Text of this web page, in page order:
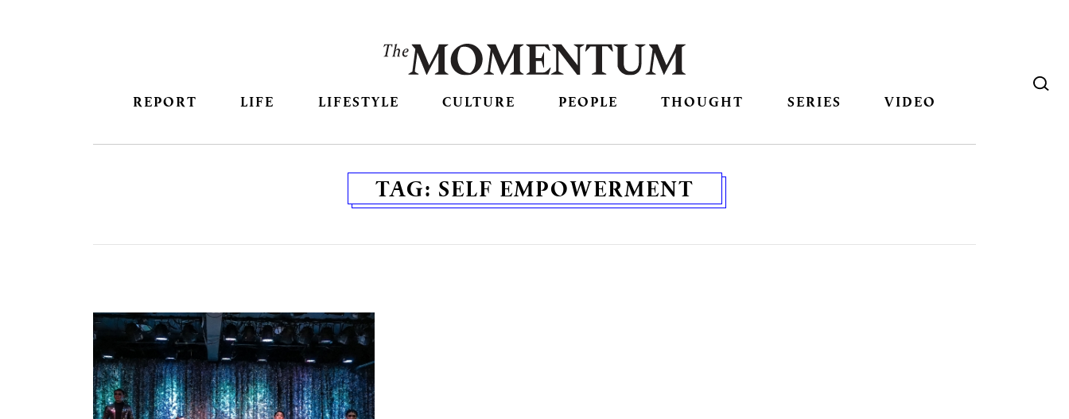
REPORT LIFE LIFESTYLE CULTURE PEOPLE THOUGHT SERIES VIDEO
TAG: SELF EMPOWERMENT